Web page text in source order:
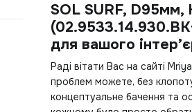
SOL SURF, D95мм,
для вашого
Раді вітати Вас на сайті
проблем можете, без
концептуальне бачення та